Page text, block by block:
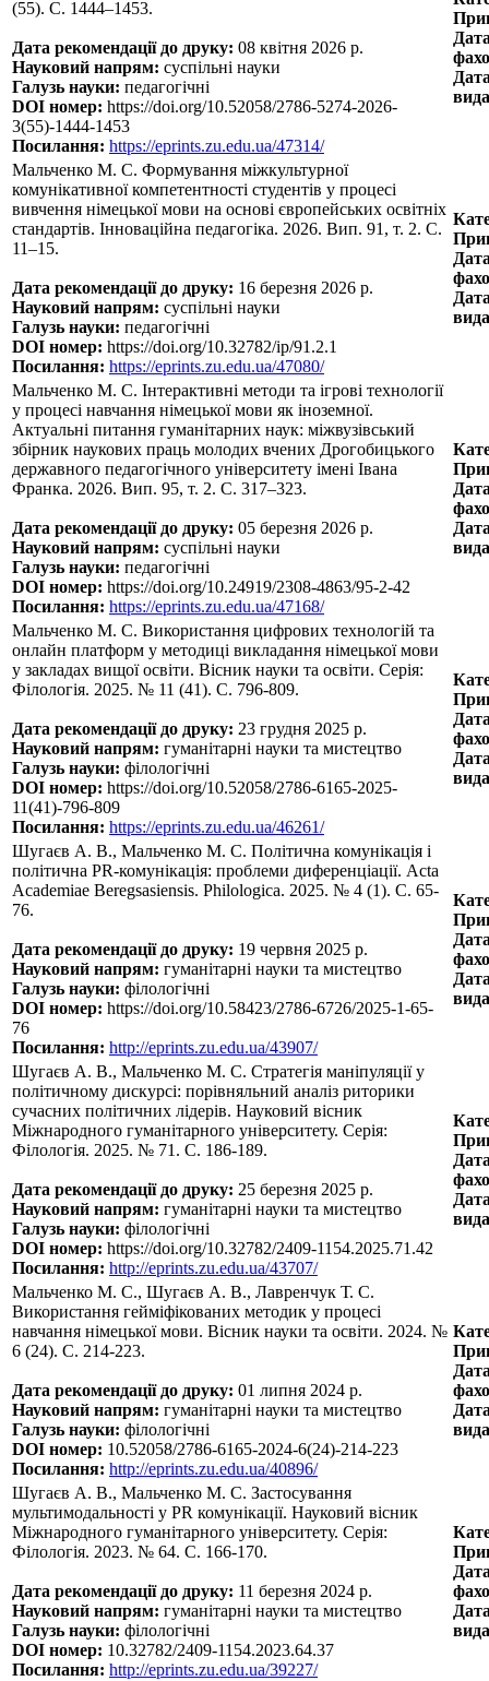
(55). С. 1444–1453.
Дата рекомендації до друку: 08 квітня 2026 р.
Науковий напрям: суспільні науки
Галузь науки: педагогічні
DOI номер: https://doi.org/10.52058/2786-5274-2026-
3(55)-1444-1453
Посилання: https://eprints.zu.edu.ua/47314/
Мальченко М. С. Формування міжкультурної
комунікативної компетентності студентів у процесі
вивчення німецької мови на основі європейських освітніх
стандартів. Інноваційна педагогіка. 2026. Вип. 91, т. 2. С.
11–15.
Дата рекомендації до друку: 16 березня 2026 р.
Науковий напрям: суспільні науки
Галузь науки: педагогічні
DOI номер: https://doi.org/10.32782/ip/91.2.1
Посилання: https://eprints.zu.edu.ua/47080/
Мальченко М. С. Інтерактивні методи та ігрові технології
у процесі навчання німецької мови як іноземної.
Актуальні питання гуманітарних наук: міжвузівський
збірник наукових праць молодих вчених Дрогобицького
державного педагогічного університету імені Івана
Франка. 2026. Вип. 95, т. 2. С. 317–323.
Дата рекомендації до друку: 05 березня 2026 р.
Науковий напрям: суспільні науки
Галузь науки: педагогічні
DOI номер: https://doi.org/10.24919/2308-4863/95-2-42
Посилання: https://eprints.zu.edu.ua/47168/
Мальченко М. С. Використання цифрових технологій та
онлайн платформ у методиці викладання німецької мови
у закладах вищої освіти. Вісник науки та освіти. Серія:
Філологія. 2025. № 11 (41). С. 796-809.
Дата рекомендації до друку: 23 грудня 2025 р.
Науковий напрям: гуманітарні науки та мистецтво
Галузь науки: філологічні
DOI номер: https://doi.org/10.52058/2786-6165-2025-
11(41)-796-809
Посилання: https://eprints.zu.edu.ua/46261/
Шугаєв А. В., Мальченко М. С. Політична комунікація і
політична PR-комунікація: проблеми диференціації. Acta
Academiae Beregsasiensis. Philologica. 2025. № 4 (1). С. 65-
76.
Дата рекомендації до друку: 19 червня 2025 р.
Науковий напрям: гуманітарні науки та мистецтво
Галузь науки: філологічні
DOI номер: https://doi.org/10.58423/2786-6726/2025-1-65-
76
Посилання: http://eprints.zu.edu.ua/43907/
Шугаєв А. В., Мальченко М. С. Стратегія маніпуляції у
політичному дискурсі: порівняльний аналіз риторики
сучасних політичних лідерів. Науковий вісник
Міжнародного гуманітарного університету. Серія:
Філологія. 2025. № 71. С. 186-189.
Дата рекомендації до друку: 25 березня 2025 р.
Науковий напрям: гуманітарні науки та мистецтво
Галузь науки: філологічні
DOI номер: https://doi.org/10.32782/2409-1154.2025.71.42
Посилання: http://eprints.zu.edu.ua/43707/
Мальченко М. С., Шугаєв А. В., Лавренчук Т. С.
Використання гейміфікованих методик у процесі
навчання німецької мови. Вісник науки та освіти. 2024. №
6 (24). С. 214-223.
Дата рекомендації до друку: 01 липня 2024 р.
Науковий напрям: гуманітарні науки та мистецтво
Галузь науки: філологічні
DOI номер: 10.52058/2786-6165-2024-6(24)-214-223
Посилання: http://eprints.zu.edu.ua/40896/
Шугаєв А. В., Мальченко М. С. Застосування
мультимодальності у PR комунікації. Науковий вісник
Міжнародного гуманітарного університету. Серія:
Філологія. 2023. № 64. С. 166-170.
Дата рекомендації до друку: 11 березня 2024 р.
Науковий напрям: гуманітарні науки та мистецтво
Галузь науки: філологічні
DOI номер: 10.32782/2409-1154.2023.64.37
Посилання: http://eprints.zu.edu.ua/39227/